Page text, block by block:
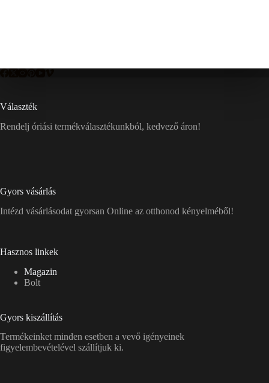
Választék
Rendelj óriási termékválasztékunkból, kedvező áron!
Gyors vásárlás
Intézd vásárlásodat gyorsan Online az otthonod kényelméből!
Hasznos linkek
Magazin
Bolt
Gyors kiszállítás
Termékeinket minden esetben a vevő igényeinek
figyelembevételével szállítjuk ki.